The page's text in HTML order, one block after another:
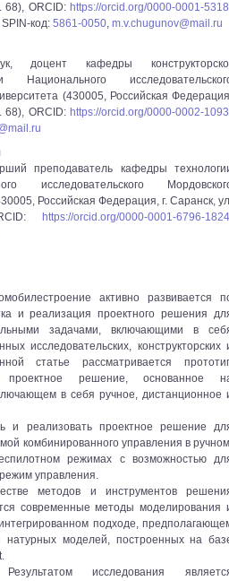
68), ORCID: https://orcid.org/0000-0001-
SPIN-код: 5861-0050, m.v.chugunov@mail.ru
доцент кафедры
Национального
(430005, Российская
68), ORCID: https://orcid.org/0000-0002-
преподаватель кафедры
исследовательского
Российская Федерация, г. Саранск,
https://orcid.org/0000-0001-6796-1824
активно развивается
и реализация проектного решения
задачами, включающими в
исследовательских, конструкторских
статье рассматривается
проектное решение, основанное
в себя ручное, дистанционное
и реализовать проектное решение
комбинированного управления в
режимах с возможностью
управления.
методов и инструментов
современные методы моделирования
подходе,
натурных моделей, построенных на
исследования